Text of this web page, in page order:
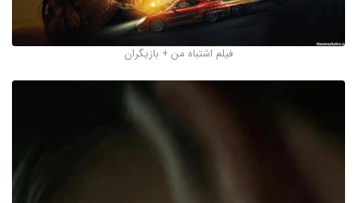
فیلم اشتباه من + بازیگران